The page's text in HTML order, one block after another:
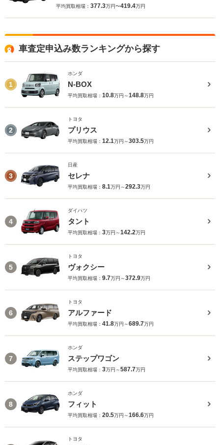
平均買取相場： 377.3万円〜419.4万円
車査定申込み数ランキングから探す
1
ホンダ
N-BOX
平均買取相場： 10.8万円～148.8万円
2
トヨタ
プリウス
平均買取相場： 12.1万円～303.5万円
3
日産
セレナ
平均買取相場： 8.1万円～292.3万円
4
ダイハツ
タント
平均買取相場： 3万円～142.2万円
5
トヨタ
ヴォクシー
平均買取相場： 9.7万円～372.9万円
6
トヨタ
アルファード
平均買取相場： 41.8万円～689.7万円
7
ホンダ
ステップワゴン
平均買取相場： 3万円～587.7万円
8
ホンダ
フィット
平均買取相場： 20.5万円～166.6万円
トヨタ